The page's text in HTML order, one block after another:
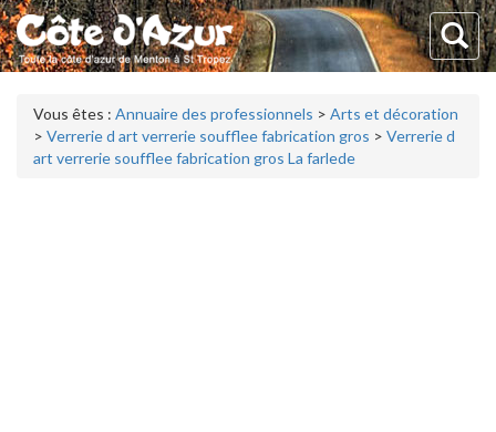
Vous êtes : Annuaire des professionnels > Arts et décoration
> Verrerie d art verrerie soufflee fabrication gros > Verrerie d
art verrerie soufflee fabrication gros La farlede